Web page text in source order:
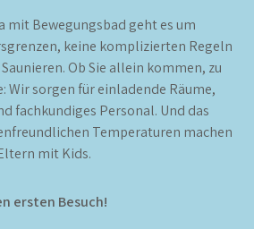
mit Bewegungsbad geht es um
keine komplizierten Regeln
Ob Sie allein kommen, zu
Wir sorgen für einladende Räume,
fachkundiges Personal. Und das
Temperaturen machen
mit Kids.
ersten Besuch!